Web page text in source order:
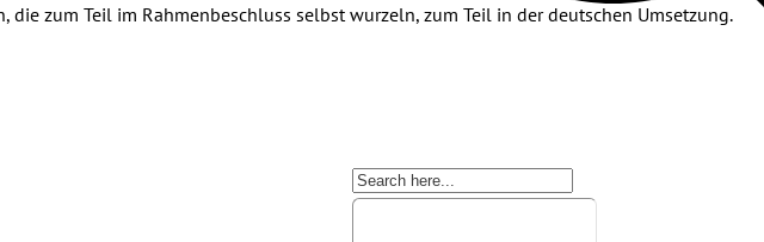
die zum Teil im Rahmenbeschluss selbst wurzeln, zum Teil in der deutschen Umsetzung.